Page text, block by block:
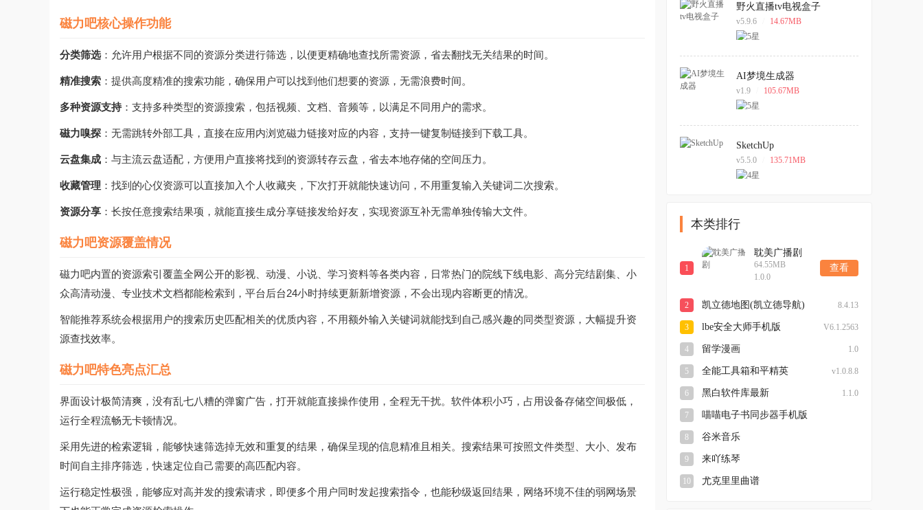
磁力吧核心操作功能
分类筛选：允许用户根据不同的资源分类进行筛选，以便更精确地查找所需资源，省去翻找无关结果的时间。
精准搜索 ：提供高度精准的搜索功能，确保用户可以找到他们想要的资源，无需浪费时间。
多种资源支持：支持多种类型的资源搜索，包括视频、文档、音频等，以满足不同用户的需求。
磁力嗅探 ：无需跳转外部工具，直接在应用内浏览磁力链接对应的内容，支持一键复制链接到下载工具。
云盘集成 ：与主流云盘适配，方便用户直接将找到的资源转存云盘，省去本地存储的空间压力。
收藏管理 ：找到的心仪资源可以直接加入个人收藏夹，下次打开就能快速访问，不用重复输入关键词二次搜索。
资源分享 ：长按任意搜索结果项，就能直接生成分享链接发给好友，实现资源互补无需单独传输大文件。
磁力吧资源覆盖情况
磁力吧内置的资源索引覆盖全网公开的影视、动漫、小说、学习资料等各类内容，日常热门的院线下线电影、高分完结剧集、小
众高清动漫、专业技术文档都能检索到，平台后台24小时持续更新新增资源，不会出现内容断更的情况。
智能推荐系统会根据用户的搜索历史匹配相关的优质内容，不用额外输入关键词就能找到自己感兴趣的同类型资源，大幅提升资
源查找效率。
磁力吧特色亮点汇总
界面设计极简清爽，没有乱七八糟的弹窗广告，打开就能直接操作使用，全程无干扰。软件体积小巧，占用设备存储空间极低，
运行全程流畅无卡顿情况。
采用先进的检索逻辑，能够快速筛选掉无效和重复的结果，确保呈现的信息精准且相关。搜索结果可按照文件类型、大小、发布
时间自主排序筛选，快速定位自己需要的高匹配内容。
运行稳定性极强，能够应对高并发的搜索请求，即便多个用户同时发起搜索指令，也能秒级返回结果，网络环境不佳的弱网场景
野火直播tv电视盒子
v5.9.6 14.67MB
AI梦境生成器
v1.9 105.67MB
SketchUp
v5.5.0 135.71MB
本类排行
1
耽美广播剧
64.55MB
1.0.0
查看
2
凯立德地图(凯立德导航)
8.4.13
3 lbe安全大师手机版 V6.1.2563
4 留学漫画 1.0
5 全能工具箱和平精英 v1.0.8.8
6 黑白软件库最新 1.1.0
7
喵喵电子书同步器手机版
8
谷米音乐
9 来吖练琴
10 尤克里里曲谱